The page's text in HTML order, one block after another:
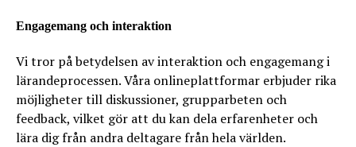
Engagemang och interaktion
Vi tror på betydelsen av interaktion och engagemang i
lärandeprocessen. Våra onlineplattformar erbjuder rika
möjligheter till diskussioner, grupparbeten och
feedback, vilket gör att du kan dela erfarenheter och
lära dig från andra deltagare från hela världen.